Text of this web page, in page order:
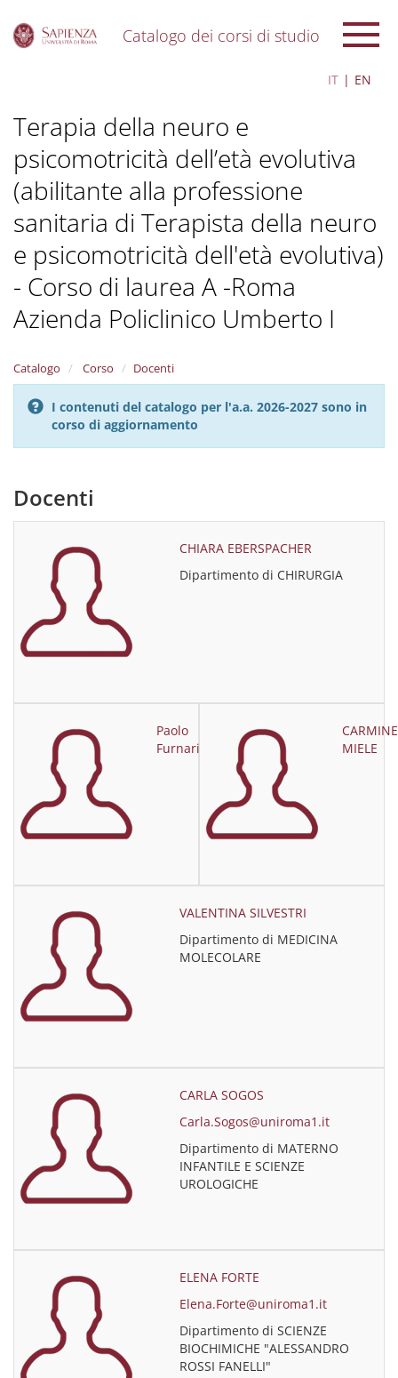
Catalogo dei corsi di studio
IT EN
Terapia della neuro e
psicomotricità dell’età evolutiva
(abilitante alla professione
sanitaria di Terapista della neuro
e psicomotricità dell'età evolutiva)
- Corso di laurea A -Roma
Azienda Policlinico Umberto I
Catalogo Corso Docenti
I contenuti del catalogo per l'a.a. 2026-2027 sono in
corso di aggiornamento
Docenti
CHIARA EBERSPACHER
Dipartimento di CHIRURGIA
Paolo
Furnari
CARMINE
MIELE
VALENTINA SILVESTRI
Dipartimento di MEDICINA
MOLECOLARE
CARLA SOGOS
Carla.Sogos@uniroma1.it
Dipartimento di MATERNO
INFANTILE E SCIENZE
UROLOGICHE
ELENA FORTE
Elena.Forte@uniroma1.it
Dipartimento di SCIENZE
BIOCHIMICHE "ALESSANDRO
ROSSI FANELLI"